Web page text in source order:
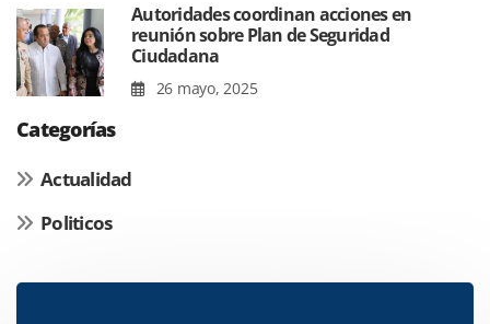
Autoridades coordinan acciones en
reunión sobre Plan de Seguridad
Ciudadana
26 mayo, 2025
Categorías
Actualidad
Politicos